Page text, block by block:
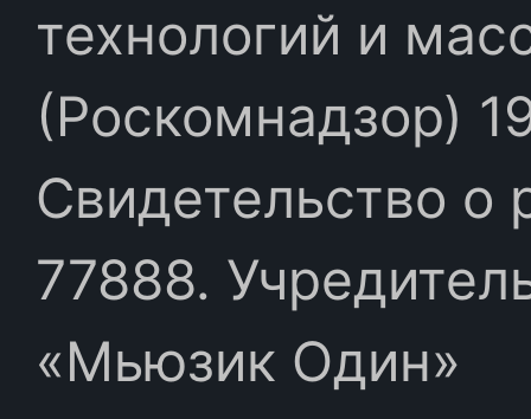
технологий и
(Роскомнадзор)
Свидетельство
77888.
«Мьюзик Один»